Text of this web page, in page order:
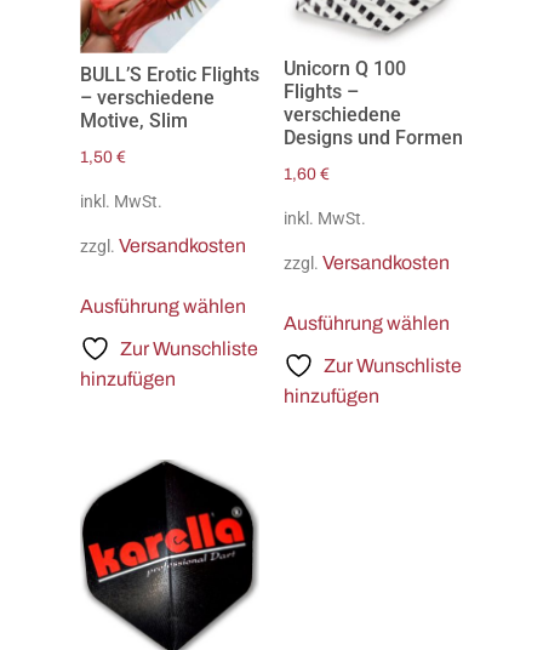
BULL’S Erotic Flights
– verschiedene
Motive, Slim
1,50 €
inkl. MwSt.
zzgl. Versandkosten
Ausführung wählen
Zur Wunschliste
hinzufügen
Unicorn Q 100
Flights –
verschiedene
Designs und Formen
1,60 €
inkl. MwSt.
zzgl. Versandkosten
Ausführung wählen
Zur Wunschliste
hinzufügen